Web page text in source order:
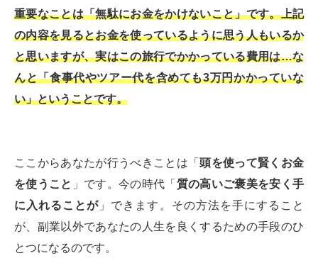
重要なことは「無駄にお金をかけないこと」です。上記
の内容を見るとお金を使っているように思う人もいるか
と思いますが、実はこの旅行でかかっている費用は…な
んと「食事代やツアー代を含めても3万円かかっていな
い」ということです。
ここからあなたが行うべきことは「頭を使って賢くお金
を使うこと 」です。今の時代「 質の高いご褒美を安く手
に入れることが 」できます。その方法を手にすること
が、副業以外であなたの人生を良くするための手段のひ
とつになるのです。